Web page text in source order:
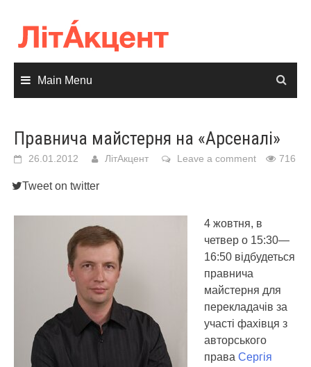
content
Main Menu
Правнича майстерня на «Арсеналі»
26.01.2012 ЛітАкцент Leave a comment 716
Tweet on twitter
4 жовтня, в
четвер о 15:30—
16:50 відбудеться
правнича
майстерня для
перекладачів за
участі фахівця з
авторського
права Сергія